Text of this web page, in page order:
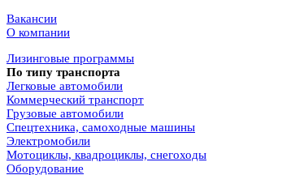
Вакансии
О компании
Лизинговые программы
По типу транспорта
Легковые автомобили
Коммерческий транспорт
Грузовые автомобили
Спецтехника, самоходные машины
Электромобили
Мотоциклы, квадроциклы, снегоходы
Оборудование